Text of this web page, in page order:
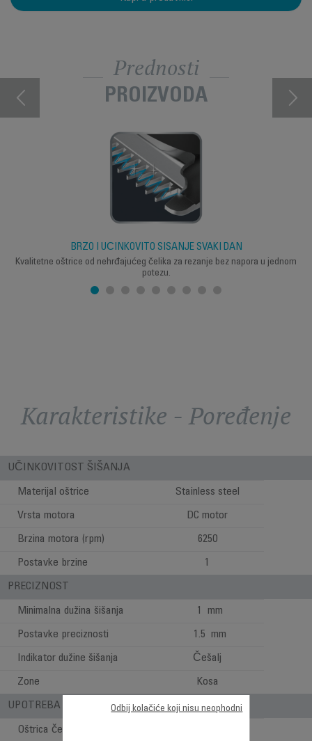
Prednosti
PROIZVODA
BRZO I UČINKOVITO ŠIŠANJE SVAKI DAN
Kvalitetne oštrice od nehrđajućeg čelika za rezanje bez napora u jednom
potezu.
Karakteristike - Poređenje
UČINKOVITOST ŠIŠANJA
Materijal oštrice Stainless steel
Vrsta motora DC motor
Brzina motora (rpm) 6250
Postavke brzine 1
PRECIZNOST
Minimalna dužina šišanja 1 mm
Postavke preciznosti 1.5 mm
Indikator dužine šišanja Češalj
Zone Kosa
UPOTREBA - STILOVI PRI ŠIŠANJU
Oštrica češlja za kosu
Odbij kolačiće koji nisu neophodni